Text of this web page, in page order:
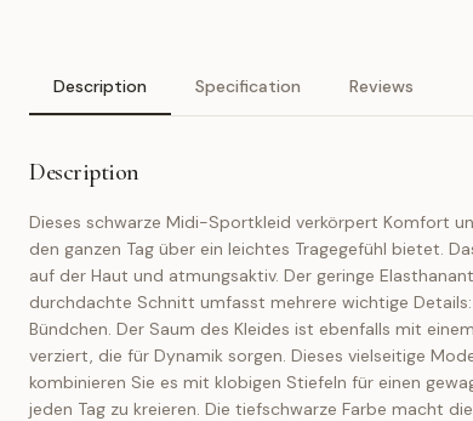
Description Specification Reviews
Description
Dieses schwarze Midi-Sportkleid verkörpert Komfort
den ganzen Tag über ein leichtes Tragegefühl bietet.
auf der Haut und atmungsaktiv. Der geringe
durchdachte Schnitt umfasst mehrere wichtige
Bündchen. Der Saum des Kleides ist ebenfalls mit
verziert, die für Dynamik sorgen. Dieses vielseitige
kombinieren Sie es mit klobigen Stiefeln für einen
jeden Tag zu kreieren. Die tiefschwarze Farbe macht